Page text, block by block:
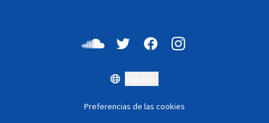
Preferencias de las cookies